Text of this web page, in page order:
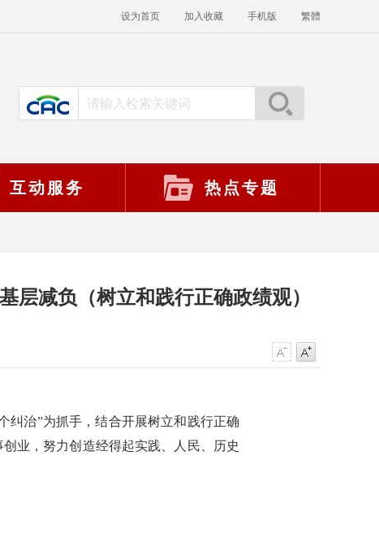
设为首页 加入收藏 手机版 繁體
互动服务 热点专题
减负（树立和践行正确政绩观）
纠治”为抓手，结合开展树立和践行正确
业，努力创造经得起实践、人民、历史